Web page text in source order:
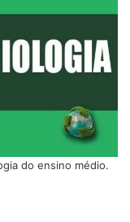
do ensino médio.